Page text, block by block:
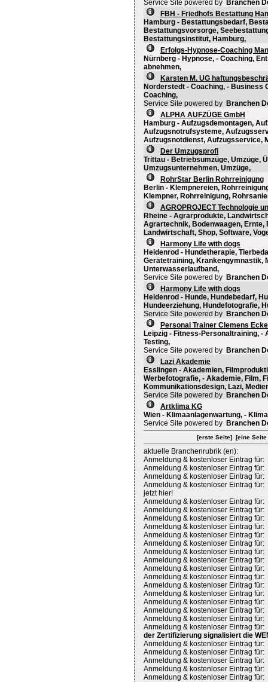
Service Site powered by Branchen
FBH - Friedhofs Bestattung
Hamburg - Bestattungsbedarf,
Bestattungsvorsorge,
Bestattungsinstitut, Hamburg,
Erfolgs-Hypnose-Coaching
Nürnberg - Hypnose, - Coaching,
abnehmen,
Karsten M. UG
Norderstedt - Coaching, - Business
Coaching,
Service Site powered by Branchen
ALPHA AUFZÜGE GmbH
Hamburg - Aufzugsdemontagen,
Aufzugsnotrufsysteme,
Aufzugsnotdienst, Aufzugsservice,
Der Umzugsprofi
Trittau - Betriebsumzüge, Umzüge,
Umzugsunternehmen, Umzüge,
RohrStar Berlin Rohrreinigung
Berlin - Klempnereien,
Klempner, Rohrreinigung,
AGROPROJECT Technologie
Rheine - Agrarprodukte,
Agrartechnik, Bodenwaagen,
Landwirtschaft, Shop, Software,
Harmony Life with dogs
Heidenrod - Hundetherapie,
Gerätetraining, Krankengymnastik,
Unterwasserlaufband,
Service Site powered by Branchen
Harmony Life with dogs
Heidenrod - Hunde, Hundebedarf,
Hundeerziehung, Hundefotografie,
Service Site powered by Branchen
Personal Trainer Clemens
Leipzig - Fitness-Personaltraining, -
Testing,
Service Site powered by Branchen
Lazi Akademie
Esslingen - Akademien,
Werbefotografie, - Akademie, Film,
Kommunikationsdesign, Lazi,
Service Site powered by Branchen
Artklima KG
Wien - Klimaanlagenwartung, -
Service Site powered by Branchen
[erste Seite] [eine
aktuelle Branchenrubrik (en):
Anmeldung & kostenloser Eintrag für:
Anmeldung & kostenloser Eintrag für:
Anmeldung & kostenloser Eintrag für:
Anmeldung & kostenloser Eintrag für:
jetzt hier!
Anmeldung & kostenloser Eintrag für:
Anmeldung & kostenloser Eintrag für:
Anmeldung & kostenloser Eintrag für:
Anmeldung & kostenloser Eintrag für:
Anmeldung & kostenloser Eintrag für:
Anmeldung & kostenloser Eintrag für:
Anmeldung & kostenloser Eintrag für:
Anmeldung & kostenloser Eintrag für:
Anmeldung & kostenloser Eintrag für:
Anmeldung & kostenloser Eintrag für:
Anmeldung & kostenloser Eintrag für:
Anmeldung & kostenloser Eintrag für:
Anmeldung & kostenloser Eintrag für:
Anmeldung & kostenloser Eintrag für:
Anmeldung & kostenloser Eintrag für:
Anmeldung & kostenloser Eintrag für:
der Zertifizierung signalisiert die
Anmeldung & kostenloser Eintrag für:
Anmeldung & kostenloser Eintrag für:
Anmeldung & kostenloser Eintrag für:
Anmeldung & kostenloser Eintrag für:
Anmeldung & kostenloser Eintrag für: